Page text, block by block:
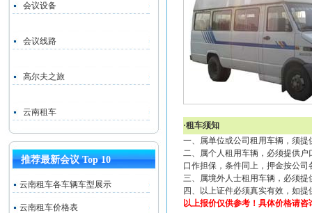
会议设备
会议线路
高尔夫之旅
云南租车
推荐最新会议 Top 10
云南租车各车辆车型展示
云南租车价格表
·租车须知
一、属单位或公司租用车辆，须
二、属个人租用车辆，必须提供
口作担保，条件同上，押金按公司
三、属境外人士租用车辆，必须
四、以上证件必须真实有效，如
以上报价仅供参考！具体价格请